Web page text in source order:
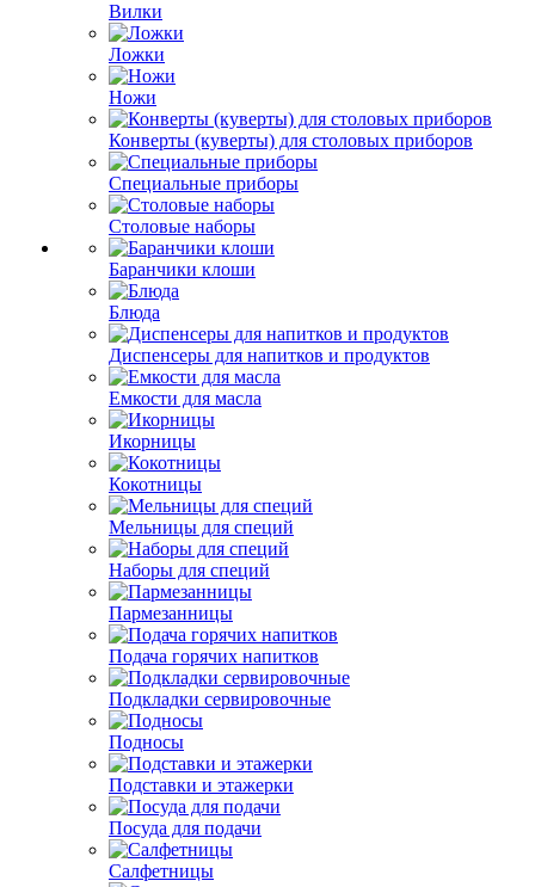
Вилки
Ложки
Ножи
Конверты (куверты) для столовых приборов
Специальные приборы
Столовые наборы
Баранчики клоши
Блюда
Диспенсеры для напитков и продуктов
Емкости для масла
Икорницы
Кокотницы
Мельницы для специй
Наборы для специй
Пармезанницы
Подача горячих напитков
Подкладки сервировочные
Подносы
Подставки и этажерки
Посуда для подачи
Салфетницы